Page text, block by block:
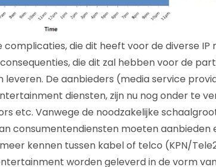
complicaties, die dit heeft voor de diverse IP
die dit zal hebben voor de
De aanbieders (media service
diensten, zijn nu nog onder te
etc. Vanwege de noodzakelijke
consumentendiensten moeten aanbieden
kennen tussen kabel of telco (KPN/
worden geleverd in de vorm